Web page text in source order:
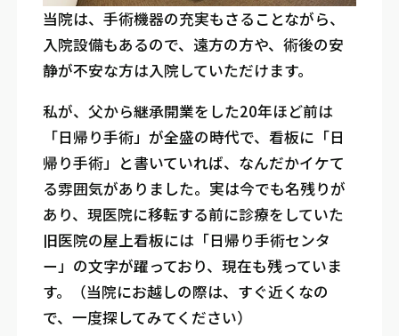
当院は、手術機器の充実もさることながら、
入院設備もあるので、遠方の方や、術後の安
静が不安な方は入院していただけます。
私が、父から継承開業をした20年ほど前は
「日帰り手術」が全盛の時代で、看板に「日
帰り手術」と書いていれば、なんだかイケて
る雰囲気がありました。実は今でも名残りが
あり、現医院に移転する前に診療をしていた
旧医院の屋上看板には「日帰り手術センタ
ー」の文字が躍っており、現在も残っていま
す。（当院にお越しの際は、すぐ近くなの
で、一度探してみてください）